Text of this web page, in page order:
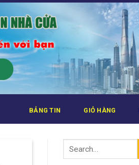
BẢNG TIN GIỎ HÀNG